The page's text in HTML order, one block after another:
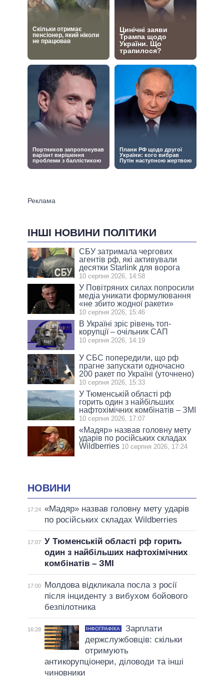
ІНШІ НОВИНИ ПОЛІТИКИ
СБУ затримала чергових
агентів рф, які активували
десятки Starlink для ворога
10 серпня 2026, 14:58
У Повітряних силах попросили
медіа уникати формулювання
«не збито жодної ракети»
10 серпня 2026, 15:46
В Україні зріс рівень топ-
корупції – очільник САП
10 серпня 2026, 14:19
У СБС попередили, що рф
прагне запускати одночасно
200 ракет по Україні (уточнено)
10 серпня 2026, 15:33
У Тюменській області рф
горить один з найбільших
нафтохімічних комбінатів – ЗМІ
10 серпня 2026, 17:07
«Мадяр» назвав головну мету
ударів по російських складах
Wildberries 10 серпня 2026, 17:24
НОВИНИ
17:24 «Мадяр» назвав головну мету ударів
по російських складах Wildberries
17:07 У Тюменській області рф горить
один з найбільших нафтохімічних
комбінатів – ЗМІ
17:00
Молдова відкликала посла з росії
після інциденту з вибухом бойового
безпілотника
16:28 ІНФОГРАФІКА
Зарплати
держслужбовців: скільки
отримують
антикорупціонери, діловоди та інші
чиновники